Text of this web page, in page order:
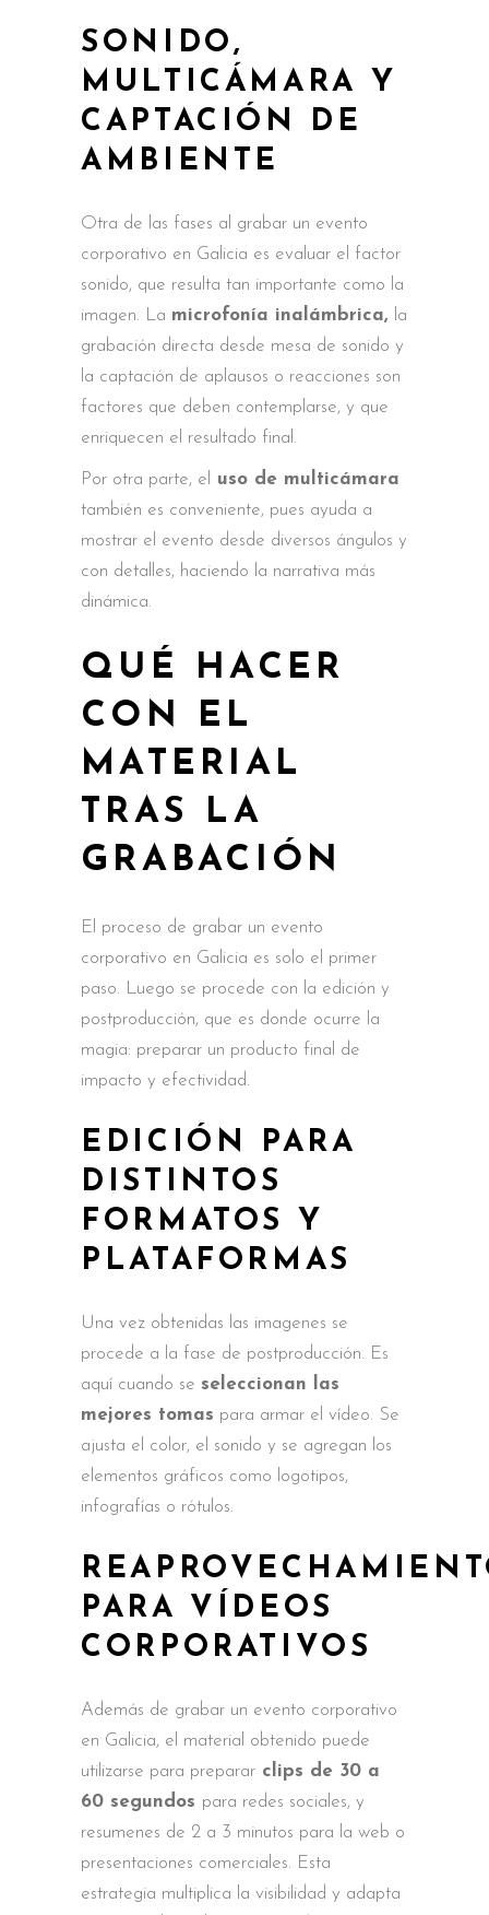
SONIDO,
MULTICÁMARA Y
CAPTACIÓN DE
AMBIENTE
Otra de las fases al grabar un evento
corporativo en Galicia es evaluar el factor
sonido, que resulta tan importante como la
imagen. La microfonía inalámbrica, la
grabación directa desde mesa de sonido y
la captación de aplausos o reacciones son
factores que deben contemplarse, y que
enriquecen el resultado final.
Por otra parte, el uso de multicámara
también es conveniente, pues ayuda a
mostrar el evento desde diversos ángulos y
con detalles, haciendo la narrativa más
dinámica.
QUÉ HACER
CON EL
MATERIAL
TRAS LA
GRABACIÓN
El proceso de grabar un evento
corporativo en Galicia es solo el primer
paso. Luego se procede con la edición y
postproducción, que es donde ocurre la
magia: preparar un producto final de
impacto y efectividad.
EDICIÓN PARA
DISTINTOS
FORMATOS Y
PLATAFORMAS
Una vez obtenidas las imagenes se
procede a la fase de postproducción. Es
aquí cuando se seleccionan las
mejores tomas para armar el vídeo. Se
ajusta el color, el sonido y se agregan los
elementos gráficos como logotipos,
infografías o rótulos.
PARA VÍDEOS
CORPORATIVOS
Además de grabar un evento corporativo
en Galicia, el material obtenido puede
utilizarse para preparar clips de 30 a
60 segundos para redes sociales, y
resumenes de 2 a 3 minutos para la web o
presentaciones comerciales. Esta
estrategia multiplica la visibilidad y adapta